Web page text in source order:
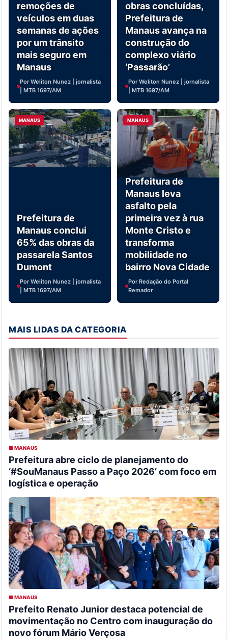
remoções de
veículos em duas
semanas de ações
por um trânsito
mais seguro em
Manaus
Por Weliton Nunez | jornalista
| MTB 1697/AM
obras concluídas,
Prefeitura de
Manaus avança na
construção do
complexo viário
‘Passarão’
Por Weliton Nunez | jornalista
| MTB 1697/AM
MANAUS
Prefeitura de
Manaus conclui
65% das obras da
passarela Santos
Dumont
Por Weliton Nunez | jornalista
| MTB 1697/AM
MANAUS
Prefeitura de
Manaus leva
asfalto pela
primeira vez à rua
Monte Cristo e
transforma
mobilidade no
bairro Nova Cidade
Por Redação do Portal
Remador
MAIS LIDAS DA CATEGORIA
■ MANAUS
Prefeitura abre ciclo de planejamento do
‘#SouManaus Passo a Paço 2026’ com foco em
logística e operação
■ MANAUS
Prefeito Renato Junior destaca potencial de
movimentação no Centro com inauguração do
novo fórum Mário Verçosa